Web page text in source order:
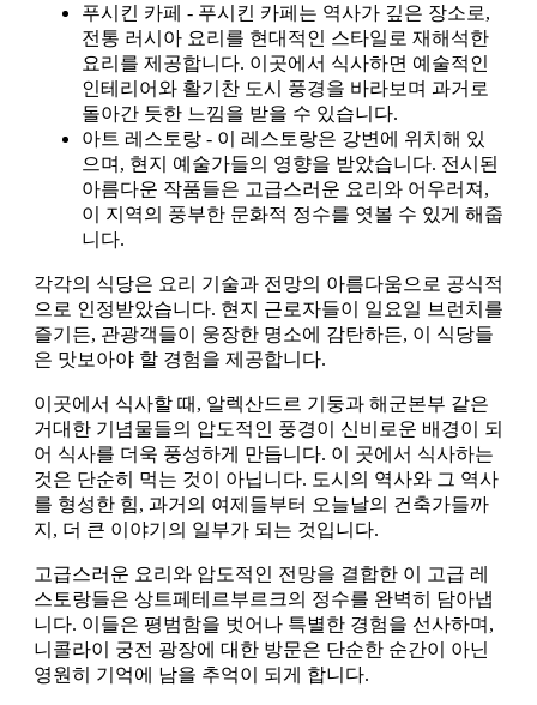
푸시킨 카페 - 푸시킨 카페는 역사가 깊은 장소로,
전통 러시아 요리를 현대적인 스타일로 재해석한
요리를 제공합니다. 이곳에서 식사하면 예술적인
인테리어와 활기찬 도시 풍경을 바라보며 과거로
돌아간 듯한 느낌을 받을 수 있습니다.
아트 레스토랑 - 이 레스토랑은 강변에 위치해 있
으며, 현지 예술가들의 영향을 받았습니다. 전시된
아름다운 작품들은 고급스러운 요리와 어우러져,
이 지역의 풍부한 문화적 정수를 엿볼 수 있게 해줍
니다.
각각의 식당은 요리 기술과 전망의 아름다움으로 공식적
으로 인정받았습니다. 현지 근로자들이 일요일 브런치를
즐기든, 관광객들이 웅장한 명소에 감탄하든, 이 식당들
은 맛보아야 할 경험을 제공합니다.
이곳에서 식사할 때, 알렉산드르 기둥과 해군본부 같은
거대한 기념물들의 압도적인 풍경이 신비로운 배경이 되
어 식사를 더욱 풍성하게 만듭니다. 이 곳에서 식사하는
것은 단순히 먹는 것이 아닙니다. 도시의 역사와 그 역사
를 형성한 힘, 과거의 여제들부터 오늘날의 건축가들까
지, 더 큰 이야기의 일부가 되는 것입니다.
고급스러운 요리와 압도적인 전망을 결합한 이 고급 레
스토랑들은 상트페테르부르크의 정수를 완벽히 담아냅
니다. 이들은 평범함을 벗어나 특별한 경험을 선사하며,
니콜라이 궁전 광장에 대한 방문은 단순한 순간이 아닌
영원히 기억에 남을 추억이 되게 합니다.